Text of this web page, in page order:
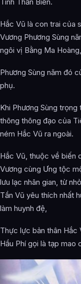
Hắc Vũ là con trai của
Vương Phương Sùng
ngôi vị Bằng Ma
Phương Sùng năm đó
phụ.
Khi Phương Sùng
thông thông đạo của
ném Hắc Vũ ra ngoài.
Hắc Vũ, thuộc về biến
Vương cùng Ưng tộc
lưu lạc nhân gian, từ
Tần Vũ yêu thích nhất
làm huynh đệ,
Thực lực bản thân Hắc
Hầu Phí gọi là tạp